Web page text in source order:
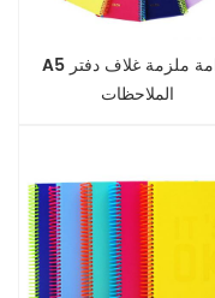
A5 دوامة ملزمة غلاف دفتر
الملاحظات